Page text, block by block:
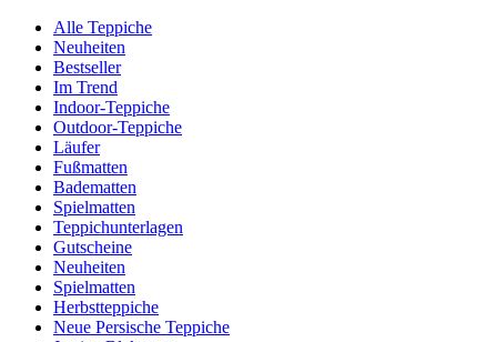
Alle Teppiche
Neuheiten
Bestseller
Im Trend
Indoor-Teppiche
Outdoor-Teppiche
Läufer
Fußmatten
Badematten
Spielmatten
Teppichunterlagen
Gutscheine
Neuheiten
Spielmatten
Herbstteppiche
Neue Persische Teppiche